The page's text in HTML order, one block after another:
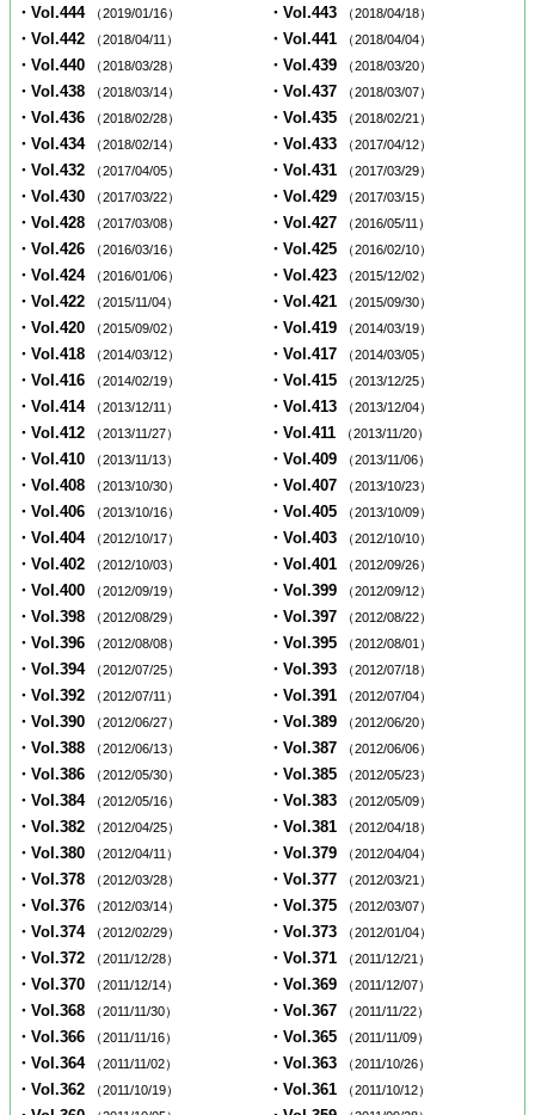
・Vol.444 （2019/01/16） ・Vol.443 （2018/04/18）
・Vol.442 （2018/04/11） ・Vol.441 （2018/04/04）
・Vol.440 （2018/03/28） ・Vol.439 （2018/03/20）
・Vol.438 （2018/03/14） ・Vol.437 （2018/03/07）
・Vol.436 （2018/02/28） ・Vol.435 （2018/02/21）
・Vol.434 （2018/02/14） ・Vol.433 （2017/04/12）
・Vol.432 （2017/04/05） ・Vol.431 （2017/03/29）
・Vol.430 （2017/03/22） ・Vol.429 （2017/03/15）
・Vol.428 （2017/03/08） ・Vol.427 （2016/05/11）
・Vol.426 （2016/03/16） ・Vol.425 （2016/02/10）
・Vol.424 （2016/01/06） ・Vol.423 （2015/12/02）
・Vol.422 （2015/11/04） ・Vol.421 （2015/09/30）
・Vol.420 （2015/09/02） ・Vol.419 （2014/03/19）
・Vol.418 （2014/03/12） ・Vol.417 （2014/03/05）
・Vol.416 （2014/02/19） ・Vol.415 （2013/12/25）
・Vol.414 （2013/12/11） ・Vol.413 （2013/12/04）
・Vol.412 （2013/11/27） ・Vol.411 （2013/11/20）
・Vol.410 （2013/11/13） ・Vol.409 （2013/11/06）
・Vol.408 （2013/10/30） ・Vol.407 （2013/10/23）
・Vol.406 （2013/10/16） ・Vol.405 （2013/10/09）
・Vol.404 （2012/10/17） ・Vol.403 （2012/10/10）
・Vol.402 （2012/10/03） ・Vol.401 （2012/09/26）
・Vol.400 （2012/09/19） ・Vol.399 （2012/09/12）
・Vol.398 （2012/08/29） ・Vol.397 （2012/08/22）
・Vol.396 （2012/08/08） ・Vol.395 （2012/08/01）
・Vol.394 （2012/07/25） ・Vol.393 （2012/07/18）
・Vol.392 （2012/07/11） ・Vol.391 （2012/07/04）
・Vol.390 （2012/06/27） ・Vol.389 （2012/06/20）
・Vol.388 （2012/06/13） ・Vol.387 （2012/06/06）
・Vol.386 （2012/05/30） ・Vol.385 （2012/05/23）
・Vol.384 （2012/05/16） ・Vol.383 （2012/05/09）
・Vol.382 （2012/04/25） ・Vol.381 （2012/04/18）
・Vol.380 （2012/04/11） ・Vol.379 （2012/04/04）
・Vol.378 （2012/03/28） ・Vol.377 （2012/03/21）
・Vol.376 （2012/03/14） ・Vol.375 （2012/03/07）
・Vol.374 （2012/02/29） ・Vol.373 （2012/01/04）
・Vol.372 （2011/12/28） ・Vol.371 （2011/12/21）
・Vol.370 （2011/12/14） ・Vol.369 （2011/12/07）
・Vol.368 （2011/11/30） ・Vol.367 （2011/11/22）
・Vol.366 （2011/11/16） ・Vol.365 （2011/11/09）
・Vol.364 （2011/11/02） ・Vol.363 （2011/10/26）
・Vol.362 （2011/10/19） ・Vol.361 （2011/10/12）